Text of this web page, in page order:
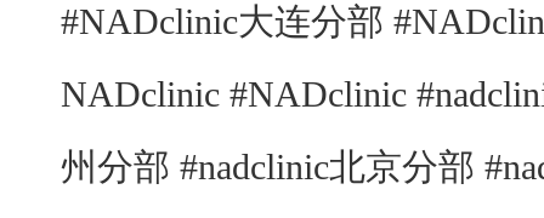
#NADclinic大连分部
NADclinic #NADclinic
州分部 #nadclinic北京分部